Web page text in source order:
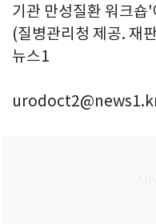
기관 만성질환 워크숍
(질병관리청 제공. 재
뉴스1